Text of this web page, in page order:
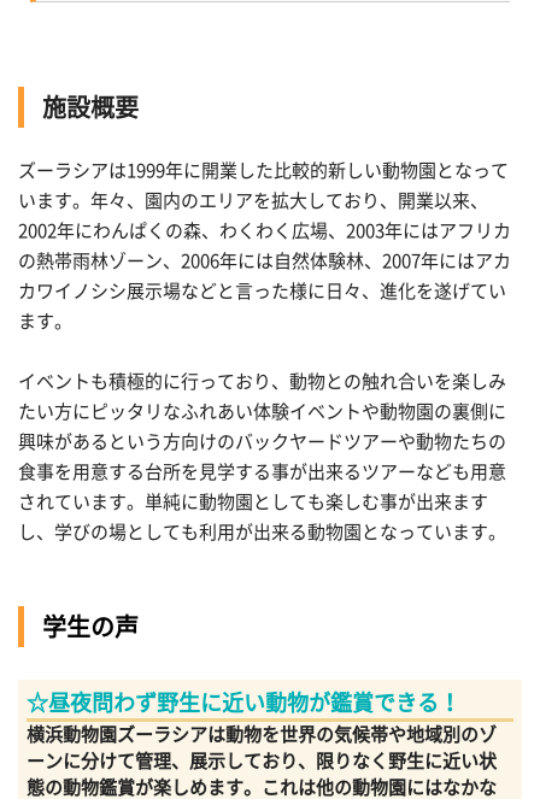
施設概要
ズーラシアは1999年に開業した比較的新しい動物園となって
います。年々、園内のエリアを拡大しており、開業以来、
2002年にわんぱくの森、わくわく広場、2003年にはアフリカ
の熱帯雨林ゾーン、2006年には自然体験林、2007年にはアカ
カワイノシシ展示場などと言った様に日々、進化を遂げてい
ます。
イベントも積極的に行っており、動物との触れ合いを楽しみ
たい方にピッタリなふれあい体験イベントや動物園の裏側に
興味があるという方向けのバックヤードツアーや動物たちの
食事を用意する台所を見学する事が出来るツアーなども用意
されています。単純に動物園としても楽しむ事が出来ます
し、学びの場としても利用が出来る動物園となっています。
学生の声
☆昼夜問わず野生に近い動物が鑑賞できる！
横浜動物園ズーラシアは動物を世界の気候帯や地域別のゾ
ーンに分けて管理、展示しており、限りなく野生に近い状
態の動物鑑賞が楽しめます。これは他の動物園にはなかな